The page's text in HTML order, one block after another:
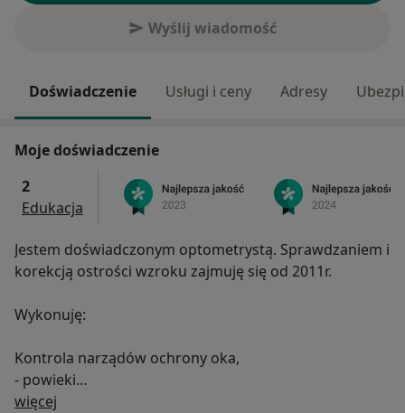
Wyślij wiadomość
Doświadczenie Usługi i ceny Adresy
Moje doświadczenie
2
Edukacja
Jestem doświadczonym optometrystą. Sprawdzaniem i
korekcją ostrości wzroku zajmuję się od 2011r.
Wykonuję:
Kontrola narządów ochrony oka,
- powieki
-spojówki
więcej